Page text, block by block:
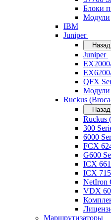
Блоки
Модули
IBM
Juniper
Назад
Juniper
QFX
Модули
Ruckus
Назад
Ruckus
300
6000
FCX
G600
ICX
ICX
NetIron
VDX
Маршрутизаторы